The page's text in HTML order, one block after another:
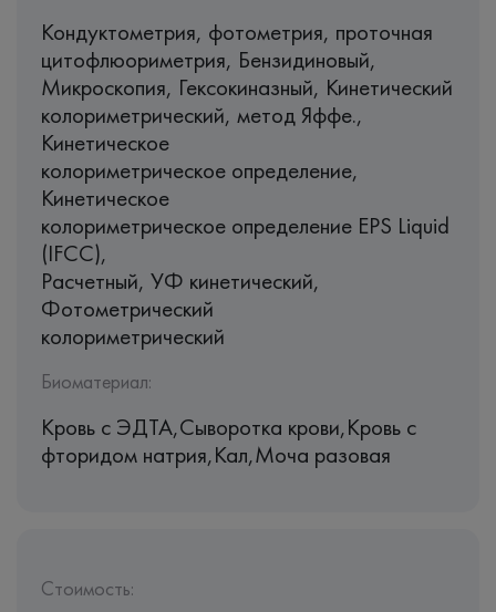
Кондуктометрия, фотометрия, проточная
цитофлюориметрия, Бензидиновый,
Микроскопия, Гексокиназный, Кинетический
колориметрический, метод Яффе.,
Кинетическое
колориметрическое определение,
Кинетическое
колориметрическое определение EPS Liquid
(IFCC),
Раcчетный, УФ кинетический,
Фотометрический
колориметрический
Биоматериал:
Кровь c ЭДТА,Сыворотка крови,Кровь с
фторидом натрия,Кал,Моча разовая
Стоимость: